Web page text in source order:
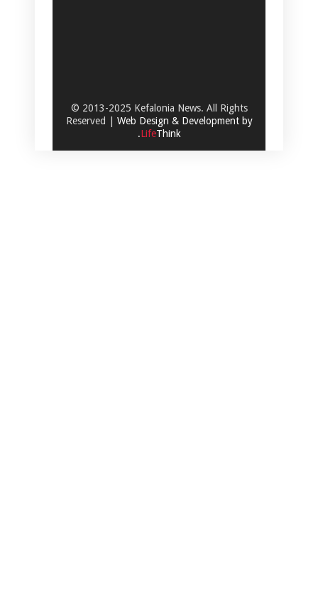
© 2013-2025 Kefalonia News. All Rights
Reserved | Web Design & Development by
.LifeThink